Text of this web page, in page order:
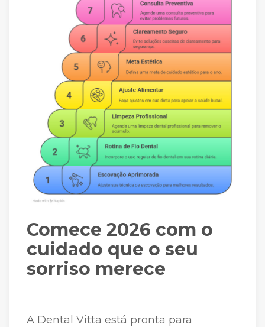
Comece 2026 com o
cuidado que o seu
sorriso merece
A Dental Vitta está pronta para